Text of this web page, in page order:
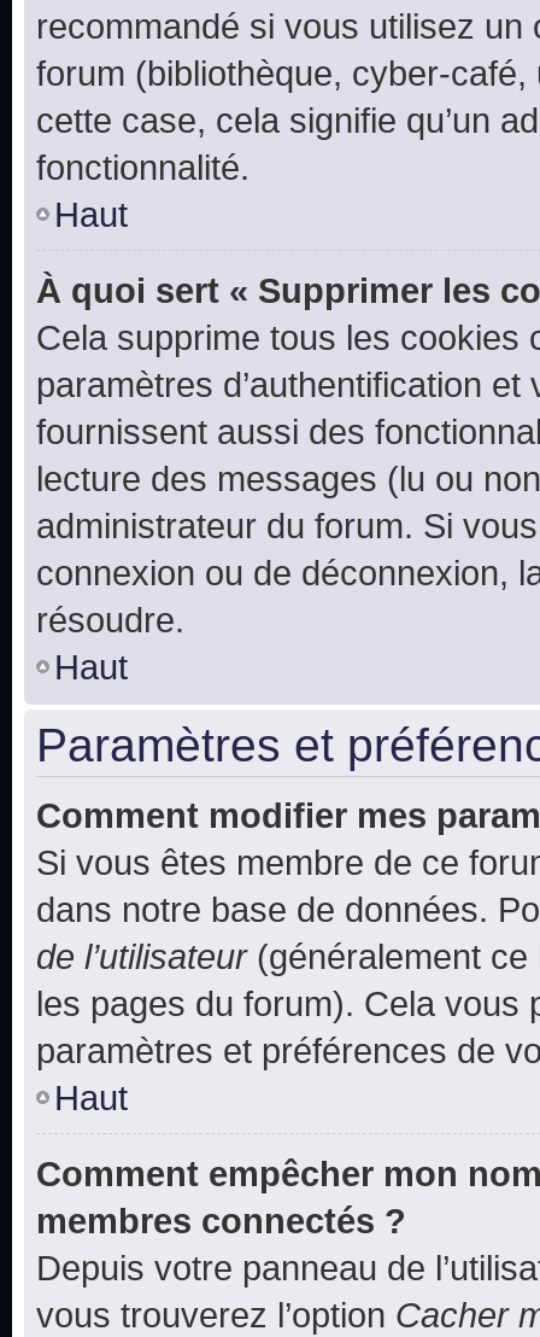
recommandé si vous utilisez
forum (bibliothèque, cyber-
cette case, cela signifie qu’un
fonctionnalité.
Haut
À quoi sert « Supprimer les
Cela supprime tous les cookies
paramètres d’authentification
fournissent aussi des
lecture des messages (lu ou
administrateur du forum. Si
connexion ou de déconnexion,
résoudre.
Haut
Paramètres et
Comment modifier mes
Si vous êtes membre de ce
dans notre base de données.
de l’utilisateur(généralement ce
les pages du forum). Cela vous
paramètres et préférences de
Haut
Comment empêcher mon
membres connectés ?
Depuis votre panneau de
vous trouverez l’option Cacher